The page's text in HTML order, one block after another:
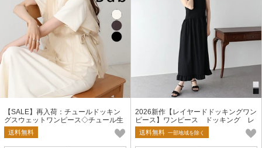
【SALE】再入荷：チュールドッキン
グスウェットワンピース◇チュール生
地がアクセントのミニ裏毛の綿混素材
送料無料
2026新作【レイヤードドッキングワン
ピース】ワンピース ドッキング レ
ディース レイヤード
送料無料 一部地域を除く